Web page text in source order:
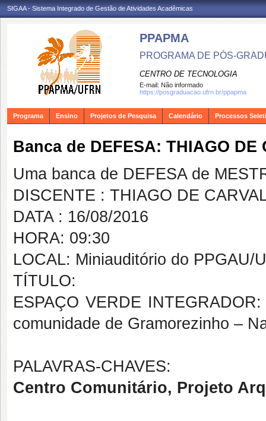
SIGAA - Sistema Integrado de Gestão de Atividades Acadêmicas
PPAPMA
PROGRAMA DE PÓS-
CENTRO DE TECNOLOGIA
E-mail: Não informado
https://posgraduacao.ufrn.br/ppapma
Programa Ensino Projetos de Pesquisa Calendário Processos
Banca de DEFESA: THIAGO DE
Uma banca de DEFESA de
DISCENTE : THIAGO DE
DATA : 16/08/2016
HORA: 09:30
LOCAL: Miniauditório do PPGAU/
TÍTULO:
ESPAÇO VERDE
comunidade de Gramorezinho –
PALAVRAS-CHAVES:
Centro Comunitário, Projeto